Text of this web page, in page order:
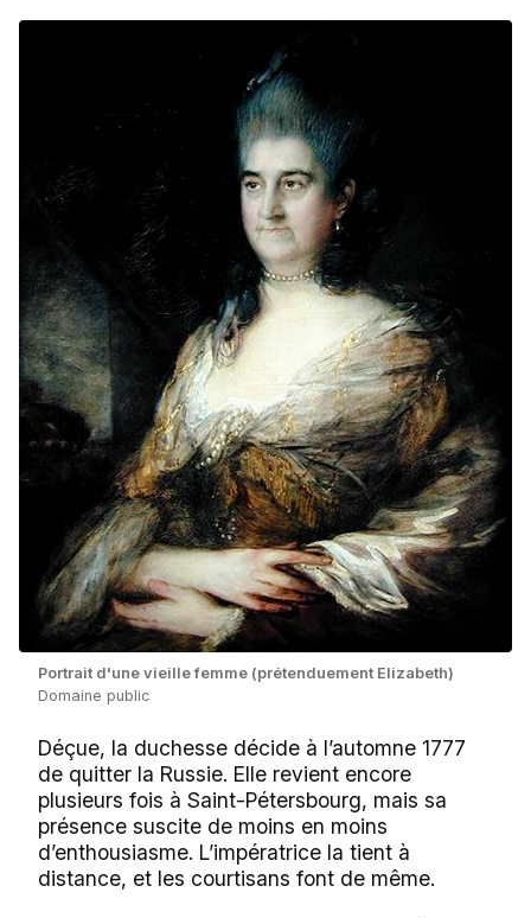
Portrait d'une vieille femme (prétenduement Elizabeth)
Domaine public
Déçue, la duchesse décide à l’automne 1777
de quitter la Russie. Elle revient encore
plusieurs fois à Saint-Pétersbourg, mais sa
présence suscite de moins en moins
d’enthousiasme. L’impératrice la tient à
distance, et les courtisans font de même.